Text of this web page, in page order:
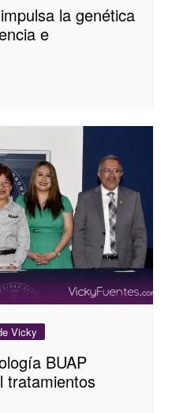
la genética
e
Vicky
BUAP
tratamientos